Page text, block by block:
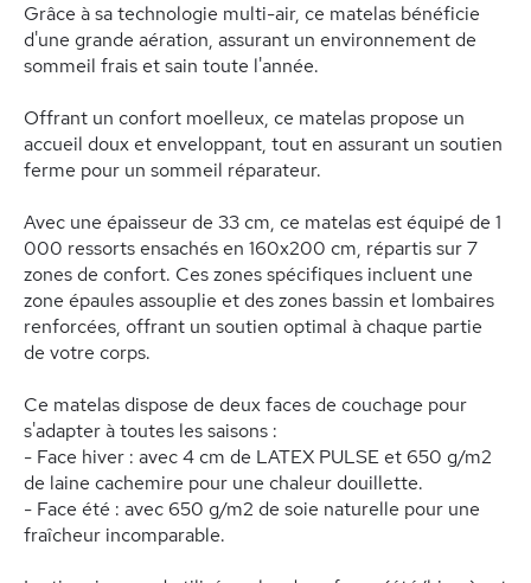
Grâce à sa technologie multi-air, ce matelas bénéficie
d'une grande aération, assurant un environnement de
sommeil frais et sain toute l'année.
Offrant un confort moelleux, ce matelas propose un
accueil doux et enveloppant, tout en assurant un soutien
ferme pour un sommeil réparateur.
Avec une épaisseur de 33 cm, ce matelas est équipé de 1
000 ressorts ensachés en 160x200 cm, répartis sur 7
zones de confort. Ces zones spécifiques incluent une
zone épaules assouplie et des zones bassin et lombaires
renforcées, offrant un soutien optimal à chaque partie
de votre corps.
Ce matelas dispose de deux faces de couchage pour
s'adapter à toutes les saisons :
- Face hiver : avec 4 cm de LATEX PULSE et 650 g/m2
de laine cachemire pour une chaleur douillette.
- Face été : avec 650 g/m2 de soie naturelle pour une
fraîcheur incomparable.